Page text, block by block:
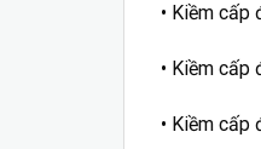
• Kiềm cấp
• Kiềm cấp
• Kiềm cấp